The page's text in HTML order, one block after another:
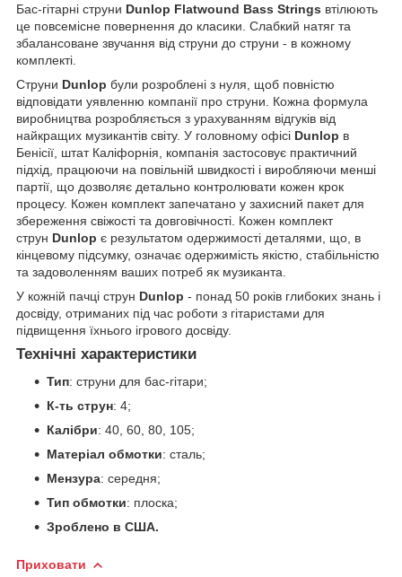
Бас-гітарні струни Dunlop Flatwound Bass Strings втілюють
це повсемісне повернення до класики. Слабкий натяг та
збалансоване звучання від струни до струни - в кожному
комплекті.
Струни Dunlop були розроблені з нуля, щоб повністю
відповідати уявленню компанії про струни. Кожна формула
виробництва розробляється з урахуванням відгуків від
найкращих музикантів світу. У головному офісі Dunlop в
Бенісії, штат Каліфорнія, компанія застосовує практичний
підхід, працюючи на повільній швидкості і виробляючи менші
партії, що дозволяє детально контролювати кожен крок
процесу. Кожен комплект запечатано у захисний пакет для
збереження свіжості та довговічності. Кожен комплект
струн Dunlop є результатом одержимості деталями, що, в
кінцевому підсумку, означає одержимість якістю, стабільністю
та задоволенням ваших потреб як музиканта.
У кожній пачці струн Dunlop - понад 50 років глибоких знань і
досвіду, отриманих під час роботи з гітаристами для
підвищення їхнього ігрового досвіду.
Технічні характеристики
Тип: струни для бас-гітари;
К-ть струн: 4;
Калібри: 40, 60, 80, 105;
Матеріал обмотки: сталь;
Мензура: середня;
Тип обмотки: плоска;
Зроблено в США.
Приховати